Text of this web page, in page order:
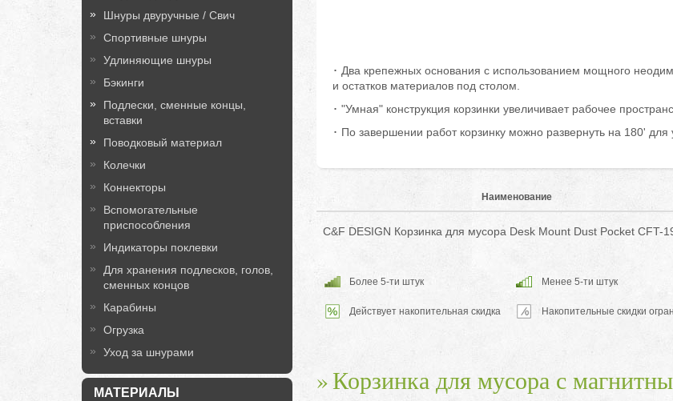
Шнуры двуручные / Свич
Спортивные шнуры
Удлиняющие шнуры
Бэкинги
Подлески, сменные концы,
вставки
Поводковый материал
Колечки
Коннекторы
Вспомогательные
приспособления
Индикаторы поклевки
Для хранения подлесков, голов,
сменных концов
Карабины
Огрузка
Уход за шнурами
МАТЕРИАЛЫ
･ Два крепежных основания с использованием мощного
и остатков материалов под столом.
･ "Умная" конструкция корзинки увеличивает рабочее
･ По завершении работ корзинку можно развернуть на 180' для
Наименование
C&F DESIGN Корзинка для мусора Desk Mount Dust Pocket CFT-
Более 5-ти штук Менее 5-ти штук
Действует накопительная скидка Накопительные скидки
Корзинка для мусора с